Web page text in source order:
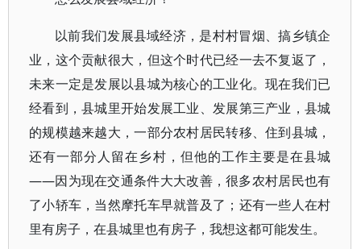
以前我们发展县域经济，是村村冒烟、搞乡镇企
业，这个贡献很大，但这个时代已经一去不复返了，
未来一定是发展以县城为核心的工业化。现在我们已
经看到，县城里开始发展工业、发展第三产业，县城
的规模越来越大，一部分农村居民转移、住到县城，
还有一部分人留在乡村，但他的工作主要是在县城
——因为现在交通条件大大改善，很多农村居民也有
了小轿车，当然摩托车早就普及了；还有一些人在村
里有房子，在县城里也有房子，我想这都可能发生。